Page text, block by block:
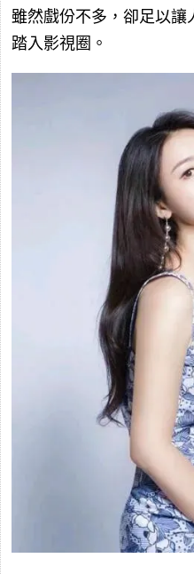
雖然戲份不多，卻足以
踏入影視圈。